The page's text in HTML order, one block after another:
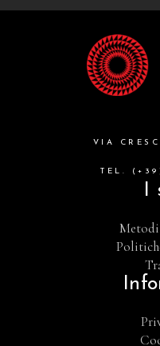
VIA
TEL.
I